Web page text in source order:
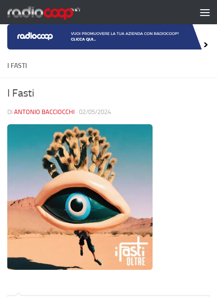
Salta al contenuto
I FASTI
I Fasti
DI ANTONIO BACCIOCCHI · 02/05/2024